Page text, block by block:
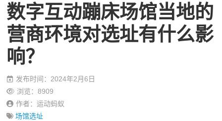
数字互动蹦床场馆当地的
营商环境对选址有什么影
响？
发布时间：2024年2月6日
浏览：8909
作者：运动蚂蚁
场馆选址